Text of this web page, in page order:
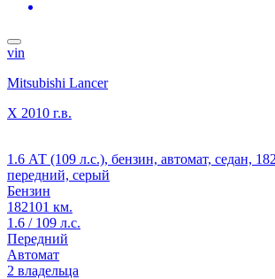
vin
Mitsubishi Lancer
X 2010 г.в.
1.6 АТ (109 л.с.), бензин, автомат, седан,
передний, серый
Бензин
182101 км.
1.6 / 109 л.с.
Передний
Автомат
2 владельца